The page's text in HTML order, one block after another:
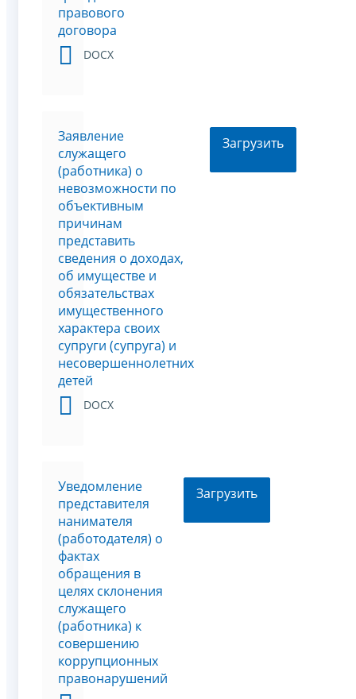
правового
договора
DOCX
Заявление
служащего
(работника) о
невозможности по
объективным
причинам
представить
сведения о доходах,
об имуществе и
обязательствах
имущественного
характера своих
супруги (супруга) и
несовершеннолетних
детей
DOCX
Загрузить
Уведомление
представителя
нанимателя
(работодателя) о
фактах
обращения в
целях склонения
служащего
(работника) к
совершению
коррупционных
правонарушений
Загрузить